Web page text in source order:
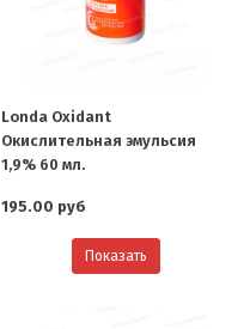
Londa Oxidant
Окислительная эмульсия
1,9% 60 мл.
195.00 руб
Показать